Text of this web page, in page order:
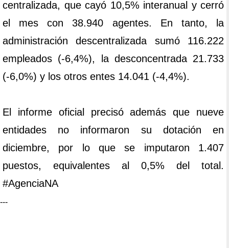
centralizada, que cayó 10,5% interanual y cerró
el mes con 38.940 agentes. En tanto, la
administración descentralizada sumó 116.222
empleados (-6,4%), la desconcentrada 21.733
(-6,0%) y los otros entes 14.041 (-4,4%).
El informe oficial precisó además que nueve
entidades no informaron su dotación en
diciembre, por lo que se imputaron 1.407
puestos, equivalentes al 0,5% del total.
#AgenciaNA
---